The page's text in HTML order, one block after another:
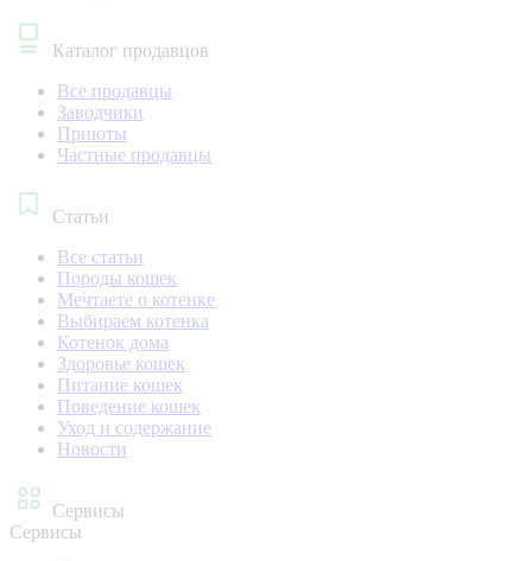
Каталог продавцов
Все продавцы
Заводчики
Приюты
Частные продавцы
Статьи
Все статьи
Породы кошек
Мечтаете о котенке
Выбираем котенка
Котенок дома
Здоровье кошек
Питание кошек
Поведение кошек
Уход и содержание
Новости
Сервисы
Сервисы